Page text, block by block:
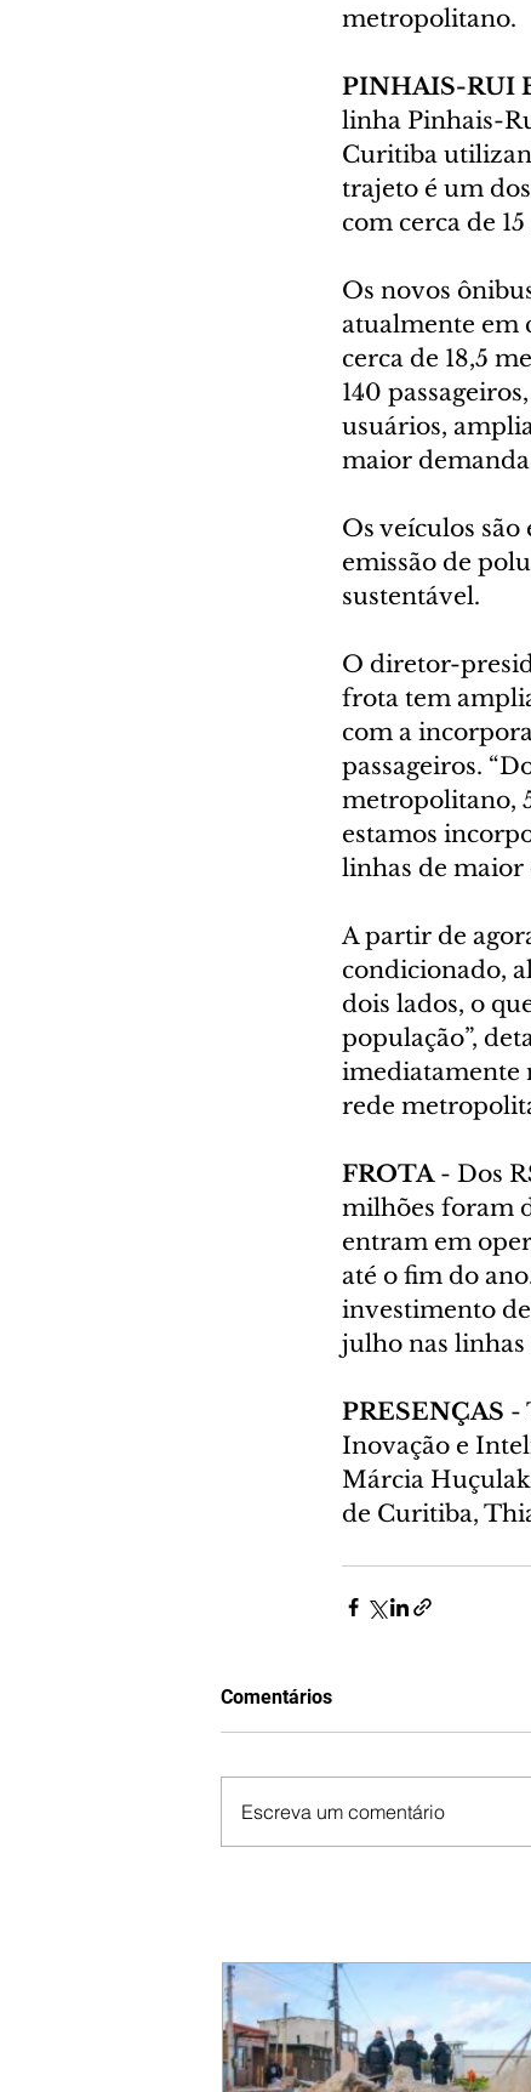
metropolitano.
PINHAIS-RUI
linha Pinhais-
Curitiba
trajeto é um
com cerca de
Os novos
atualmente em
cerca de 18,5
140
usuários,
maior
Os veículos
emissão de
sustentável.
O diretor-
frota tem
com a
passageiros.
metropolitano,
estamos
linhas de maior
A partir de
condicionado,
dois lados, o
população”,
imediatamente
rede
FROTA - Dos
milhões foram
entram em
até o fim do
investimento
julho nas linhas
PRESENÇAS -
Inovação e
Márcia
de Curitiba,
Comentários
Escreva um comentário